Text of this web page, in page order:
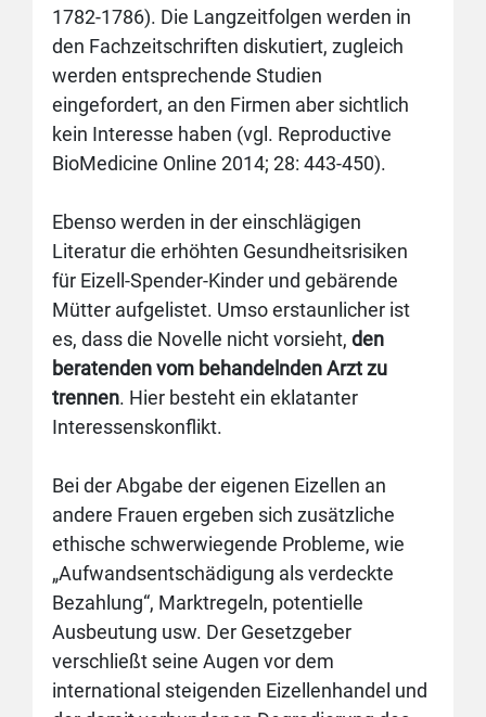
1782-1786). Die Langzeitfolgen werden in
den Fachzeitschriften diskutiert, zugleich
werden entsprechende Studien
eingefordert, an den Firmen aber sichtlich
kein Interesse haben (vgl. Reproductive
BioMedicine Online 2014; 28: 443-450).
Ebenso werden in der einschlägigen
Literatur die erhöhten Gesundheitsrisiken
für Eizell-Spender-Kinder und gebärende
Mütter aufgelistet. Umso erstaunlicher ist
es, dass die Novelle nicht vorsieht, den
beratenden vom behandelnden Arzt zu
trennen. Hier besteht ein eklatanter
Interessenskonflikt.
Bei der Abgabe der eigenen Eizellen an
andere Frauen ergeben sich zusätzliche
ethische schwerwiegende Probleme, wie
„Aufwandsentschädigung als verdeckte
Bezahlung“, Marktregeln, potentielle
Ausbeutung usw. Der Gesetzgeber
verschließt seine Augen vor dem
international steigenden Eizellenhandel und